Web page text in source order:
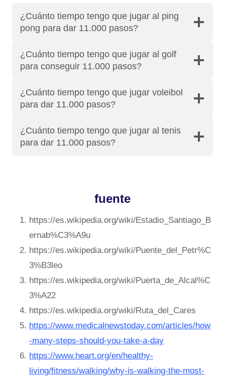
¿Cuánto tiempo tengo que jugar al ping
pong para dar 11.000 pasos?
¿Cuánto tiempo tengo que jugar al golf
para conseguir 11.000 pasos?
¿Cuánto tiempo tengo que jugar voleibol
para dar 11.000 pasos?
¿Cuánto tiempo tengo que jugar al tenis
para dar 11.000 pasos?
fuente
https://es.wikipedia.org/wiki/Estadio_Santiago_B
ernab%C3%A9u
https://es.wikipedia.org/wiki/Puente_del_Petr%C
3%B3leo
https://es.wikipedia.org/wiki/Puerta_de_Alcal%C
3%A22
https://es.wikipedia.org/wiki/Ruta_del_Cares
https://www.medicalnewstoday.com/articles/how
-many-steps-should-you-take-a-day
https://www.heart.org/en/healthy-
living/fitness/walking/why-is-walking-the-most-